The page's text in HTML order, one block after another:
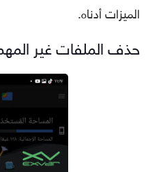
الميزات أدناه.
حذف الملفات غير